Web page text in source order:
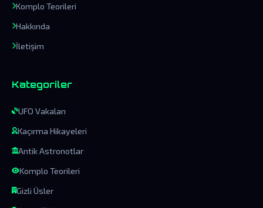
Komplo Teorileri
Hakkında
İletişim
Kategoriler
UFO Vakaları
Kaçırma Hikayeleri
Antik Astronotlar
Komplo Teorileri
Gizli Üsler